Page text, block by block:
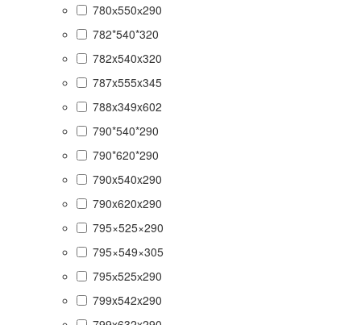
780х550х290
782*540*320
782x540x320
787x555x345
788x349x602
790*540*290
790*620*290
790x540x290
790x620x290
795×525×290
795×549×305
795х525х290
799x542x290